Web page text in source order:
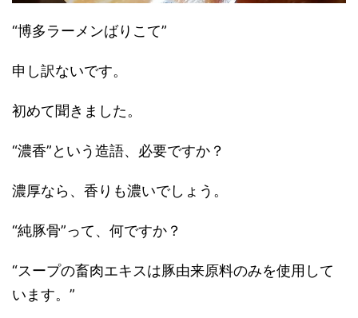
“博多ラーメンばりこて”
申し訳ないです。
初めて聞きました。
“濃香”という造語、必要ですか？
濃厚なら、香りも濃いでしょう。
“純豚骨”って、何ですか？
“スープの畜肉エキスは豚由来原料のみを使用して
います。”